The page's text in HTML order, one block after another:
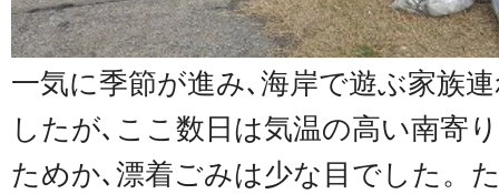
一気に季節が進み､海岸で遊ぶ家族
したが､ここ数日は気温の高い南寄
ためか､漂着ごみは少な目でした。